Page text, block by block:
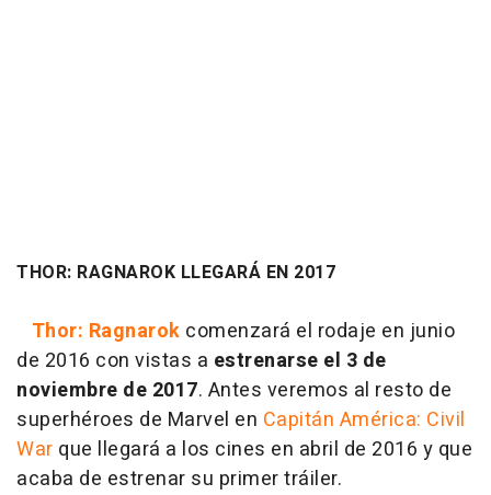
THOR: RAGNAROK LLEGARÁ EN 2017
Thor: Ragnarok comenzará el rodaje en junio
de 2016 con vistas a estrenarse el 3 de
noviembre de 2017. Antes veremos al resto de
superhéroes de Marvel en Capitán América: Civil
War que llegará a los cines en abril de 2016 y que
acaba de estrenar su primer tráiler.